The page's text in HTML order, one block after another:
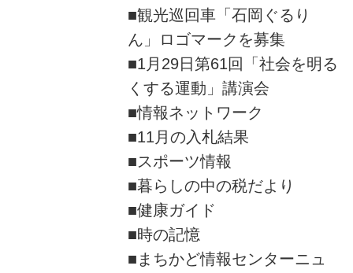
■観光巡回車「石岡ぐるり
ん」ロゴマークを募集
■1月29日第61回「社会を明る
くする運動」講演会
■情報ネットワーク
■11月の入札結果
■スポーツ情報
■暮らしの中の税だより
■健康ガイド
■時の記憶
■まちかど情報センターニュ